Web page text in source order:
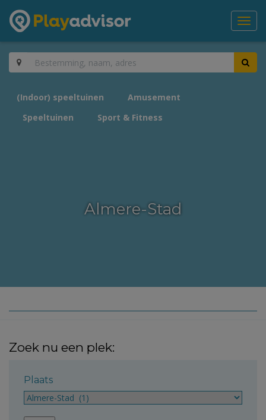
(Indoor) speeltuinen
Amusement
Speeltuinen
Sport & Fitness
Almere-Stad
Zoek nu een plek:
Plaats